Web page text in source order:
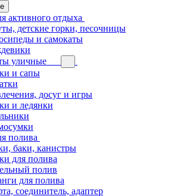
активного отдыха
детские горки, песочницы
и самокаты
уличные
и сапы
досуг и игры
и ледянки
полива
баки, канистры
для полива
полив
для полива
соединитель, адаптер